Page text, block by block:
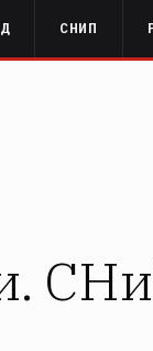
СНИП